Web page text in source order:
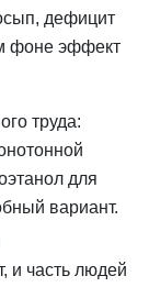
дефицит
фоне эффект
труда:
для
вариант.
и часть людей